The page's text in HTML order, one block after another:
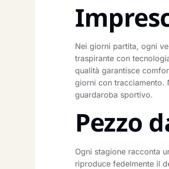
Nei giorni partita, ogni
traspirante con
qualità garantisce
giorni con tracciamento.
guardaroba sportivo.
Pezzo
Ogni stagione racconta
riproduce fedelmente il